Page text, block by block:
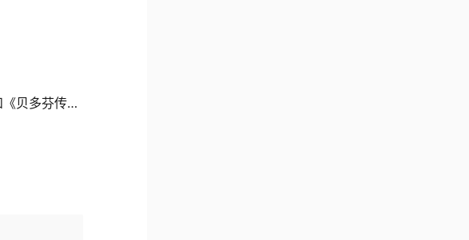
【2020华为云AI实战营】第七章NLP作业，十步法教你做《魔戒》、《射雕英雄传》和《贝多芬传》词云图